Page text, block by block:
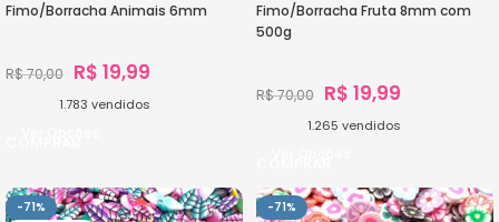
Fimo/Borracha Animais 6mm
R$70,00 R$ 19,99
1.783 vendidos
Fimo/Borracha Fruta 8mm com
500g
R$70,00 R$ 19,99
1.265 vendidos
-71%
-71%